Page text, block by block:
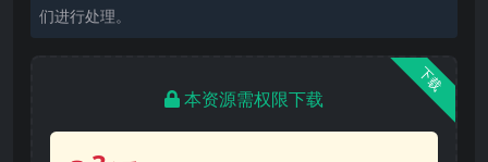
们进行处理。
下载
本资源需权限下载